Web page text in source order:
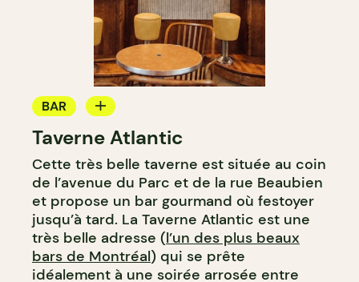
BAR
BAR À COCKTAIL
Taverne Atlantic
Cette très belle taverne est située au coin
de l’avenue du Parc et de la rue Beaubien
et propose un bar gourmand où festoyer
jusqu’à tard. La Taverne Atlantic est une
très belle adresse (l’un des plus beaux
bars de Montréal) qui se prête
idéalement à une soirée arrosée entre